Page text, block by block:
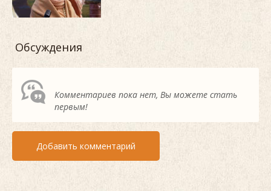
Обсуждения
Комментариев пока нет, Вы можете стать
первым!
Добавить комментарий